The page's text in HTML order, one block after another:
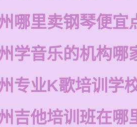
哪里卖钢琴便宜
学音乐的机构哪
专业K歌培训学
吉他培训班在哪